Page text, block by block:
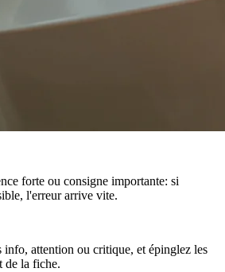
forte ou consigne importante: si
l'erreur arrive vite.
info, attention ou critique, et épinglez les
de la fiche.